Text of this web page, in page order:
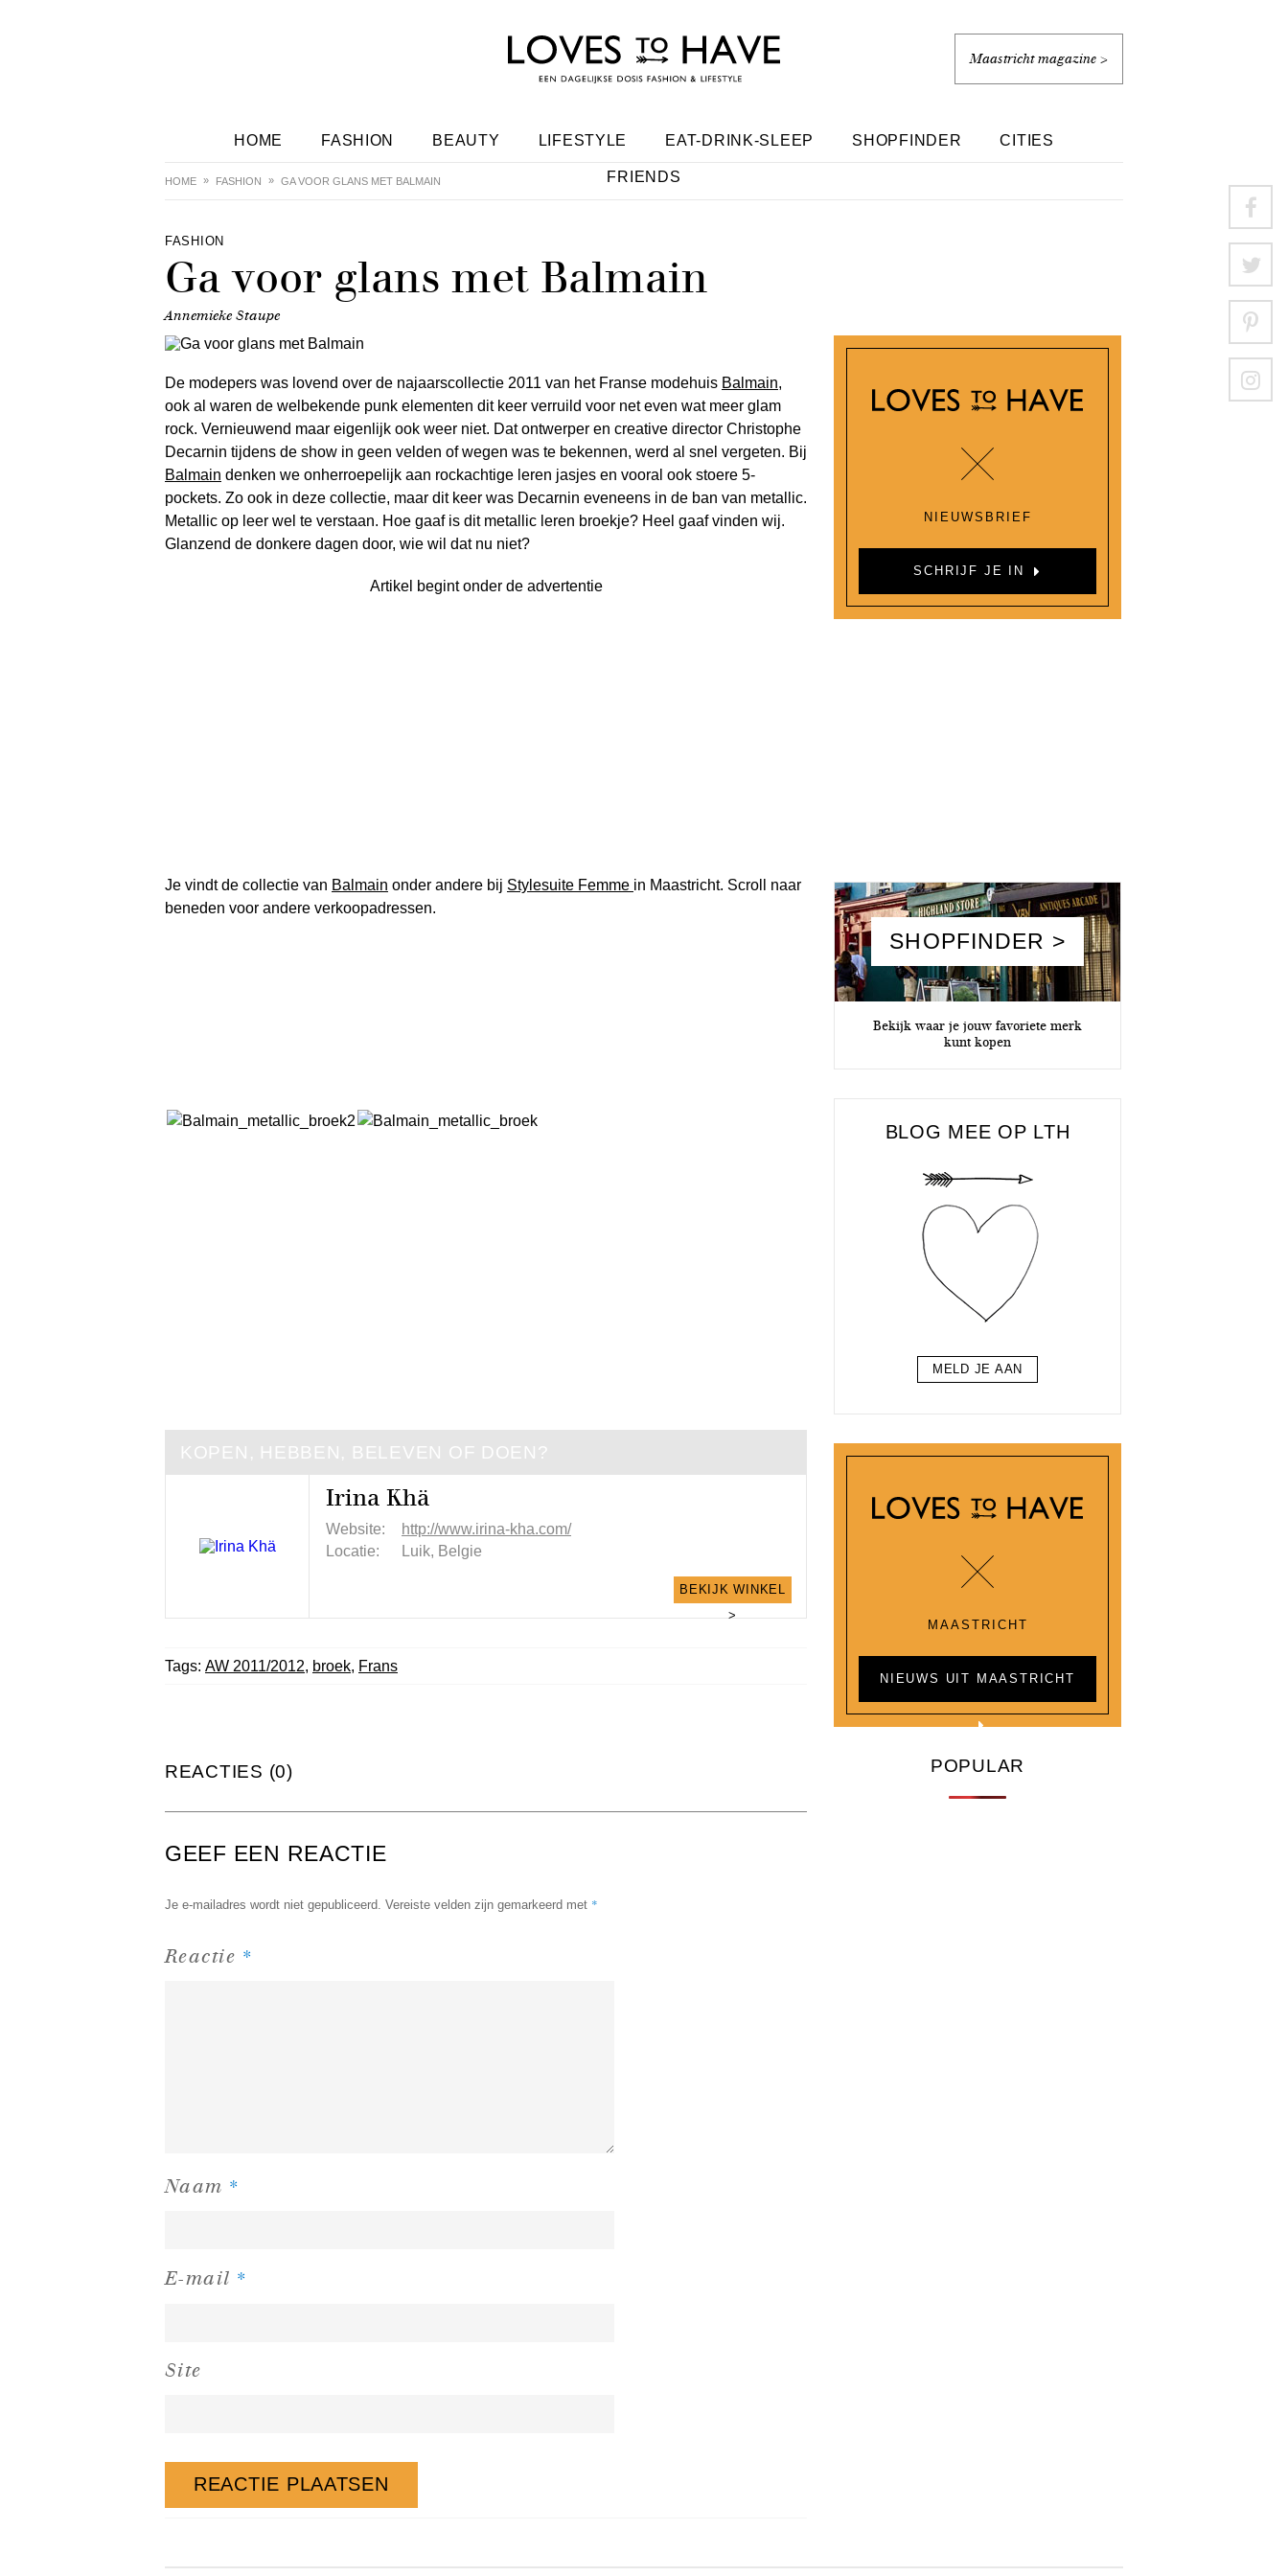
Maastricht magazine >
HOME FASHION BEAUTY LIFESTYLE EAT-DRINK-SLEEP SHOPFINDER CITIES
FRIENDS
HOME FASHION GA VOOR GLANS MET BALMAIN
FASHION
Ga voor glans met Balmain
Annemieke Staupe
De modepers was lovend over de najaarscollectie 2011 van het Franse modehuis Balmain,
ook al waren de welbekende punk elementen dit keer verruild voor net even wat meer glam
rock. Vernieuwend maar eigenlijk ook weer niet. Dat ontwerper en creative director Christophe
Decarnin tijdens de show in geen velden of wegen was te bekennen, werd al snel vergeten. Bij
Balmain denken we onherroepelijk aan rockachtige leren jasjes en vooral ook stoere 5-
pockets. Zo ook in deze collectie, maar dit keer was Decarnin eveneens in de ban van metallic.
Metallic op leer wel te verstaan. Hoe gaaf is dit metallic leren broekje? Heel gaaf vinden wij.
Glanzend de donkere dagen door, wie wil dat nu niet?
Artikel begint onder de advertentie
Je vindt de collectie van Balmain onder andere bij Stylesuite Femme in Maastricht. Scroll naar
beneden voor andere verkoopadressen.
KOPEN, HEBBEN, BELEVEN OF DOEN?
Irina Khä
Website:
http://www.irina-kha.com/
Locatie:
Luik, Belgie
BEKIJK WINKEL
>
Tags: AW 2011/2012, broek, Frans
REACTIES (0)
GEEF EEN REACTIE
Je e-mailadres wordt niet gepubliceerd. Vereiste velden zijn gemarkeerd met *
Reactie *
Naam *
E-mail *
Site
NIEUWSBRIEF
SCHRIJF JE IN
SHOPFINDER >
Bekijk waar je jouw favoriete merk
kunt kopen
BLOG MEE OP LTH
MELD JE AAN
MAASTRICHT
NIEUWS UIT MAASTRICHT
POPULAR